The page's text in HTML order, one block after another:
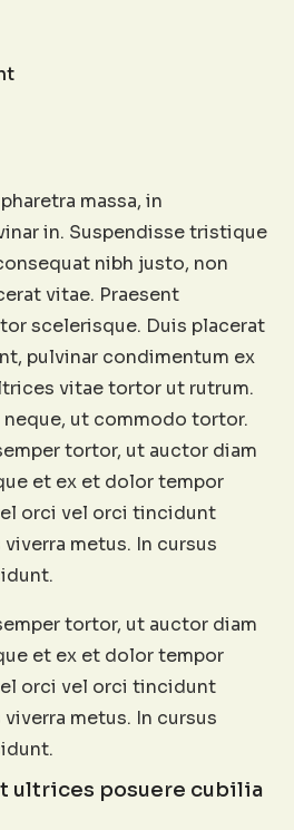
massa, in
in. Suspendisse tristique
nibh justo, non
vitae. Praesent
scelerisque. Duis placerat
pulvinar condimentum ex
vitae tortor ut rutrum.
neque, ut commodo tortor.
tortor, ut auctor diam
et ex et dolor tempor
orci vel orci tincidunt
metus. In cursus
tortor, ut auctor diam
et ex et dolor tempor
orci vel orci tincidunt
metus. In cursus
ultrices posuere cubilia